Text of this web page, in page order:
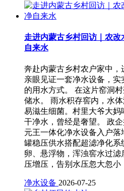
走进内蒙古乡村回访｜农
自来水
奔赴内蒙古乡村农户家中，
亲眼见证一套净水设备，
的用水方式。 在这片窑洞
储水。 雨水积存窖内，水
易滋生细菌。村里大爷大妈
干净水，曾经是奢望。 政
元王一体化净水设备入户
罐稳压供水搭配超滤净化系
卵、悬浮物，浑浊窖水过
压增压，告别水压忽大忽
净水设备 2026-07-25